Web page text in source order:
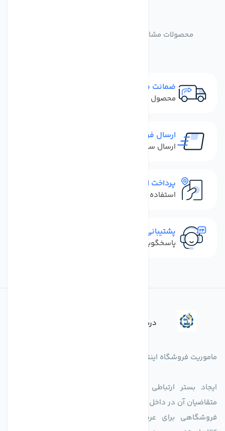
محصولات مشابه mini-mcr-sl-pt100-ui-2864435
ضمانت مرجوعی
محصول نباید آسیب دیده باشد
ارسال فوری
ارسال سفارش در کمترین زمان ممکن
پرداخت امن
استفاده از روش‌های پرداخت امن
پشتیبانی سریع
پاسخگویی سریع به تماس‌ها و پیام‌ها
درباره فروشگاه
ماموریت فروشگاه اینترنتی اکسین شاپ بدین شرح می باشد.
ایجاد بستر ارتباطی بین دارندگان کالاهای تخصصی است با
متقاضیان آن در داخل کشور.
فروشگاهی برای عرضه محصولات تولید کنندگاه یا دارندگان